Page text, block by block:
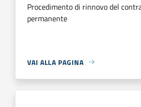
Procedimento di rinnovo del
permanente
VAI ALLA PAGINA